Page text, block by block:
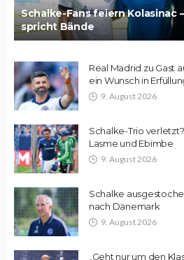
Schalke-Fans feiern Kolasinac
spricht Bände
Real Madrid zu Gast
ein Wunsch in
9. August 2026
Schalke-Trio
Lasme und Ebimbe
9. August 2026
Schalke
nach Dänemark
9. August 2026
„Geht nur um den